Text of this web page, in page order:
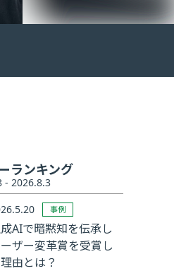
ランキング
- 2026.8.3
事例
AIで暗黙知を伝承し
ザー変革賞を受賞し
由とは？